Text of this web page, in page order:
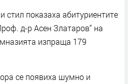
стил показаха абитуриентите
д-р Асен Златаров“ на
изпраща 179
се появиха шумно и